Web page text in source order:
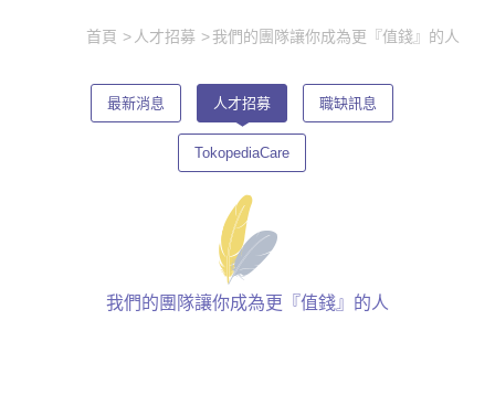
首頁 人才招募 我們的團隊讓你成為更『值錢』的人
最新消息 人才招募 職缺訊息
TokopediaCare
我們的團隊讓你成為更『值錢』的人